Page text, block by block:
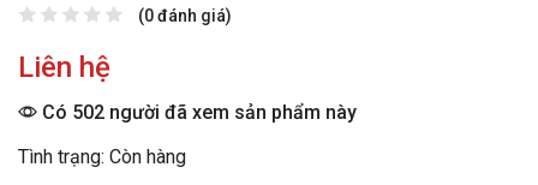
(0 đánh giá)
Liên hệ
Có 502 người đã xem sản phẩm này
Tình trạng: Còn hàng